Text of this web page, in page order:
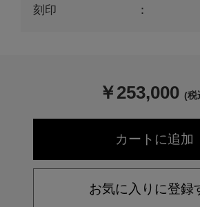
刻印
￥253,000 (税
お気に入りに登録